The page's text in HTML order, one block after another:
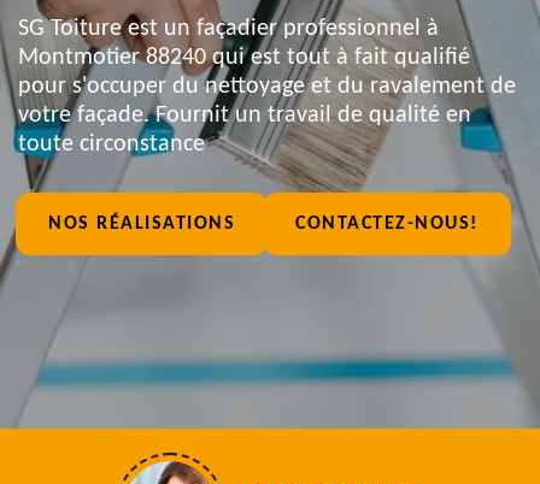
SG Toiture est un façadier professionnel à
Montmotier 88240 qui est tout à fait qualifié
pour s'occuper du nettoyage et du ravalement de
votre façade. Fournit un travail de qualité en
toute circonstance
NOS RÉALISATIONS CONTACTEZ-NOUS!